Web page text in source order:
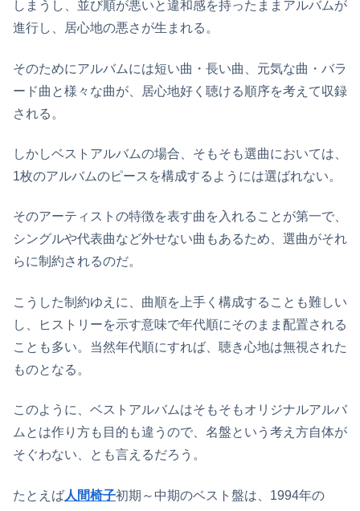
しまうし、並び順が悪いと違和感を持ったままアルバムが
進行し、居心地の悪さが生まれる。
そのためにアルバムには短い曲・長い曲、元気な曲・バラ
ード曲と様々な曲が、居心地好く聴ける順序を考えて収録
される。
しかしベストアルバムの場合、そもそも選曲においては、
1枚のアルバムのピースを構成するようには選ばれない。
そのアーティストの特徴を表す曲を入れることが第一で、
シングルや代表曲など外せない曲もあるため、選曲がそれ
らに制約されるのだ。
こうした制約ゆえに、曲順を上手く構成することも難しい
し、ヒストリーを示す意味で年代順にそのまま配置される
ことも多い。当然年代順にすれば、聴き心地は無視された
ものとなる。
このように、ベストアルバムはそもそもオリジナルアルバ
ムとは作り方も目的も違うので、名盤という考え方自体が
そぐわない、とも言えるだろう。
たとえば人間椅子初期～中期のベスト盤は、1994年の